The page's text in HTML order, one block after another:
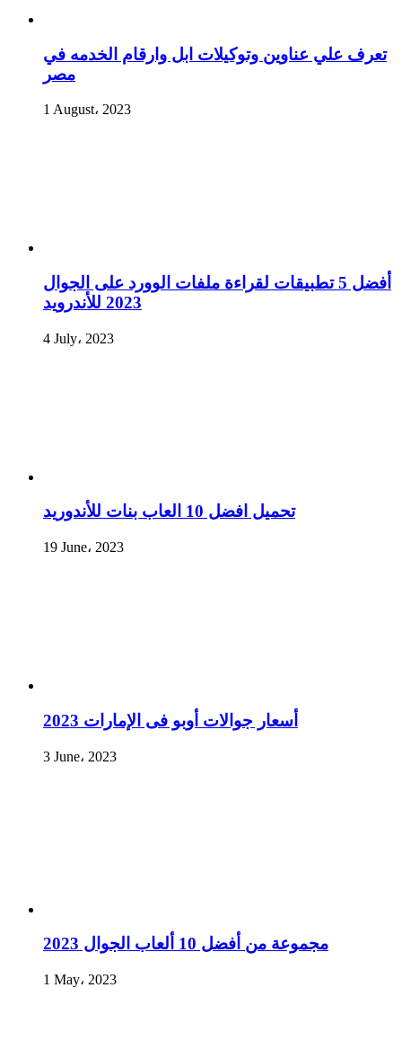
تعرف علي عناوين وتوكيلات ابل وارقام الخدمه في
مصر
1 August، 2023
أفضل 5 تطبيقات لقراءة ملفات الوورد على الجوال
2023 للأندرويد
4 July، 2023
تحميل افضل 10 العاب بنات للأندوريد
19 June، 2023
أسعار جوالات أوبو فى الإمارات 2023
3 June، 2023
مجموعة من أفضل 10 ألعاب الجوال 2023
1 May، 2023